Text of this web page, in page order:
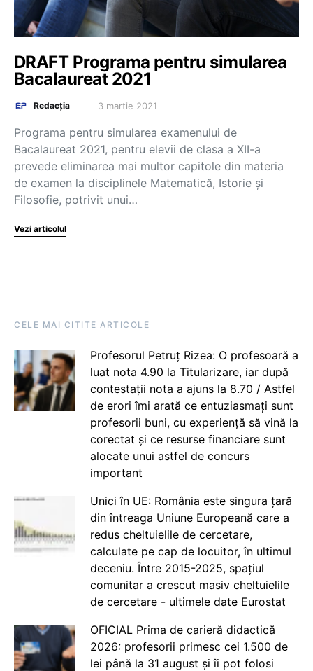
DRAFT Programa pentru simularea
Bacalaureat 2021
Redacția 3 martie 2021
Programa pentru simularea examenului de
Bacalaureat 2021, pentru elevii de clasa a XII-a
prevede eliminarea mai multor capitole din materia
de examen la disciplinele Matematică, Istorie și
Filosofie, potrivit unui…
Vezi articolul
CELE MAI CITITE ARTICOLE
Profesorul Petruț Rizea: O profesoară a
luat nota 4.90 la Titularizare, iar după
contestații nota a ajuns la 8.70 / Astfel
de erori îmi arată ce entuziasmați sunt
profesorii buni, cu experiență să vină la
corectat și ce resurse financiare sunt
alocate unui astfel de concurs
important
Unici în UE: România este singura țară
din întreaga Uniune Europeană care a
redus cheltuielile de cercetare,
calculate pe cap de locuitor, în ultimul
deceniu. Între 2015-2025, spațiul
comunitar a crescut masiv cheltuielile
de cercetare - ultimele date Eurostat
OFICIAL Prima de carieră didactică
2026: profesorii primesc cei 1.500 de
lei până la 31 august și îi pot folosi